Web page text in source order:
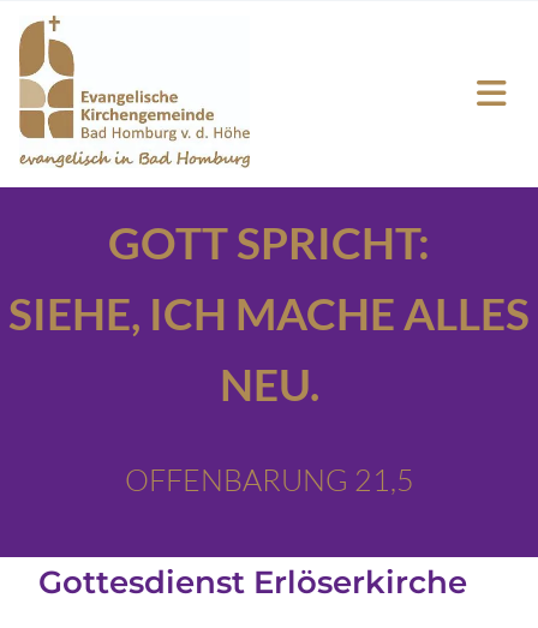
GOTT SPRICHT:
SIEHE, ICH MACHE ALLES
NEU.
OFFENBARUNG 21,5
Gottesdienst Erlöserkirche